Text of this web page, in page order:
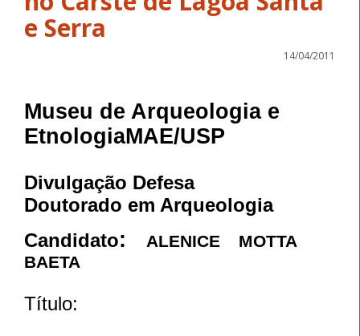
e Serra
14/04/2011
Museu de Arqueologia e
EtnologiaMAE/USP
Divulgação Defesa
Doutorado em Arqueologia
Candidato:
ALENICE MOTTA
BAETA
Título: